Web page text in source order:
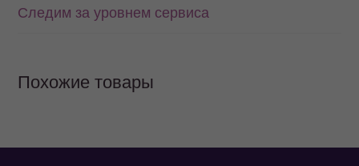
Следим за уровнем сервиса
Похожие товары